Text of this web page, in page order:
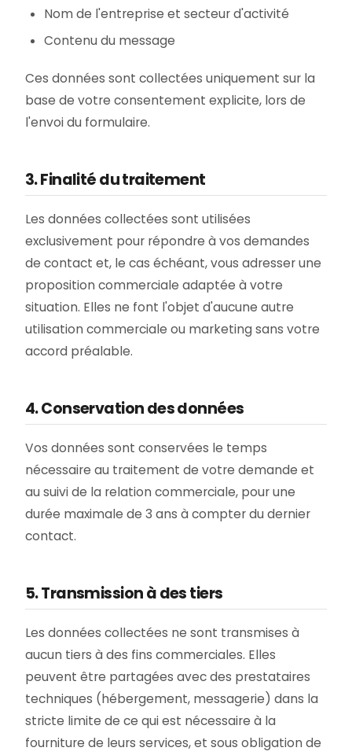
Nom de l'entreprise et secteur d'activité
Contenu du message
Ces données sont collectées uniquement sur la
base de votre consentement explicite, lors de
l'envoi du formulaire.
3. Finalité du traitement
Les données collectées sont utilisées
exclusivement pour répondre à vos demandes
de contact et, le cas échéant, vous adresser une
proposition commerciale adaptée à votre
situation. Elles ne font l'objet d'aucune autre
utilisation commerciale ou marketing sans votre
accord préalable.
4. Conservation des données
Vos données sont conservées le temps
nécessaire au traitement de votre demande et
au suivi de la relation commerciale, pour une
durée maximale de 3 ans à compter du dernier
contact.
5. Transmission à des tiers
Les données collectées ne sont transmises à
aucun tiers à des fins commerciales. Elles
peuvent être partagées avec des prestataires
techniques (hébergement, messagerie) dans la
stricte limite de ce qui est nécessaire à la
fourniture de leurs services, et sous obligation de